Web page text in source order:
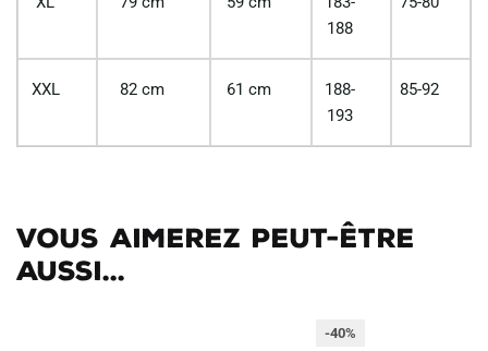
188
XXL 82 cm 61 cm
188-
193
85-92
Vous aimerez peut-être
aussi...
-40%